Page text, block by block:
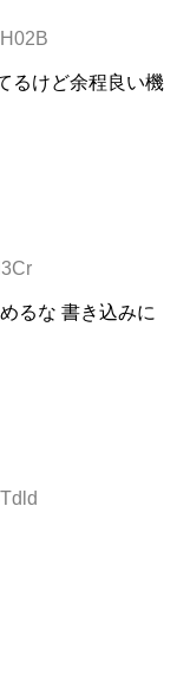
るけど余程良い機
るな 書き込みに